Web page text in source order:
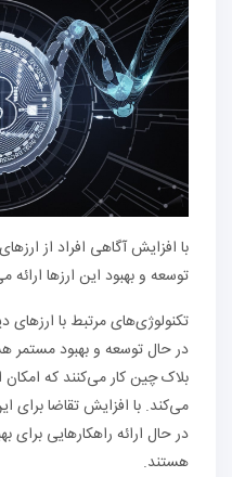
با افزایش آگاهی افراد از
توسعه و بهبود این ارزها ارائه
تکنولوژی‌های مرتبط با ارزهای
در حال توسعه و بهبود مستمر
بلاک چین کار می‌کنند که امکان
می‌کند. با افزایش تقاضا برای
در حال ارائه راهکارهایی برای
هستند.